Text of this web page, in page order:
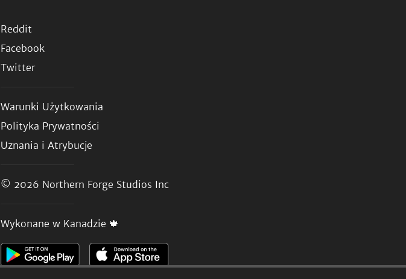
Reddit
Facebook
Twitter
Warunki Użytkowania
Polityka Prywatności
Uznania i Atrybucje
© 2026 Northern Forge Studios Inc
Wykonane w Kanadzie 🍁